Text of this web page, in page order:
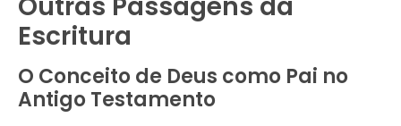
Escritura
O Conceito de Deus como Pai no
Antigo Testamento